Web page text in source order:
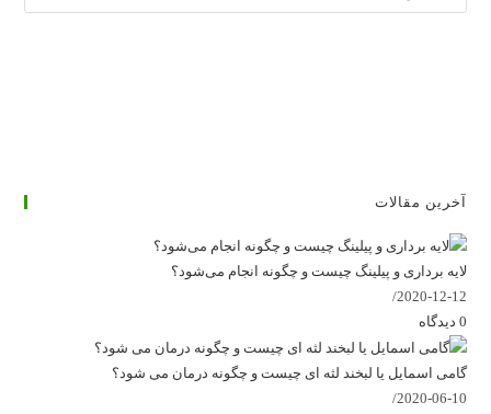
وبسایت
آخرین مقالات
لایه برداری و پیلینگ چیست و چگونه انجام می‌شود؟
2020-12-12
/
0 دیدگاه
گامی اسمایل یا لبخند لثه ای چیست و چگونه درمان می شود؟
2020-06-10
/